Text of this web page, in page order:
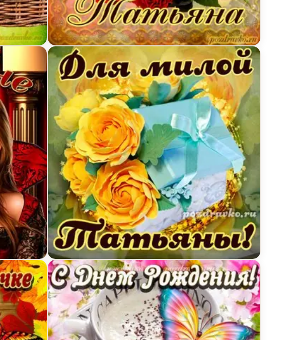
с корзинкой цветов
Картинка на День Рождения Татьяне с букетом желтых
Открытка для милой Татьяны с подарком и цветами